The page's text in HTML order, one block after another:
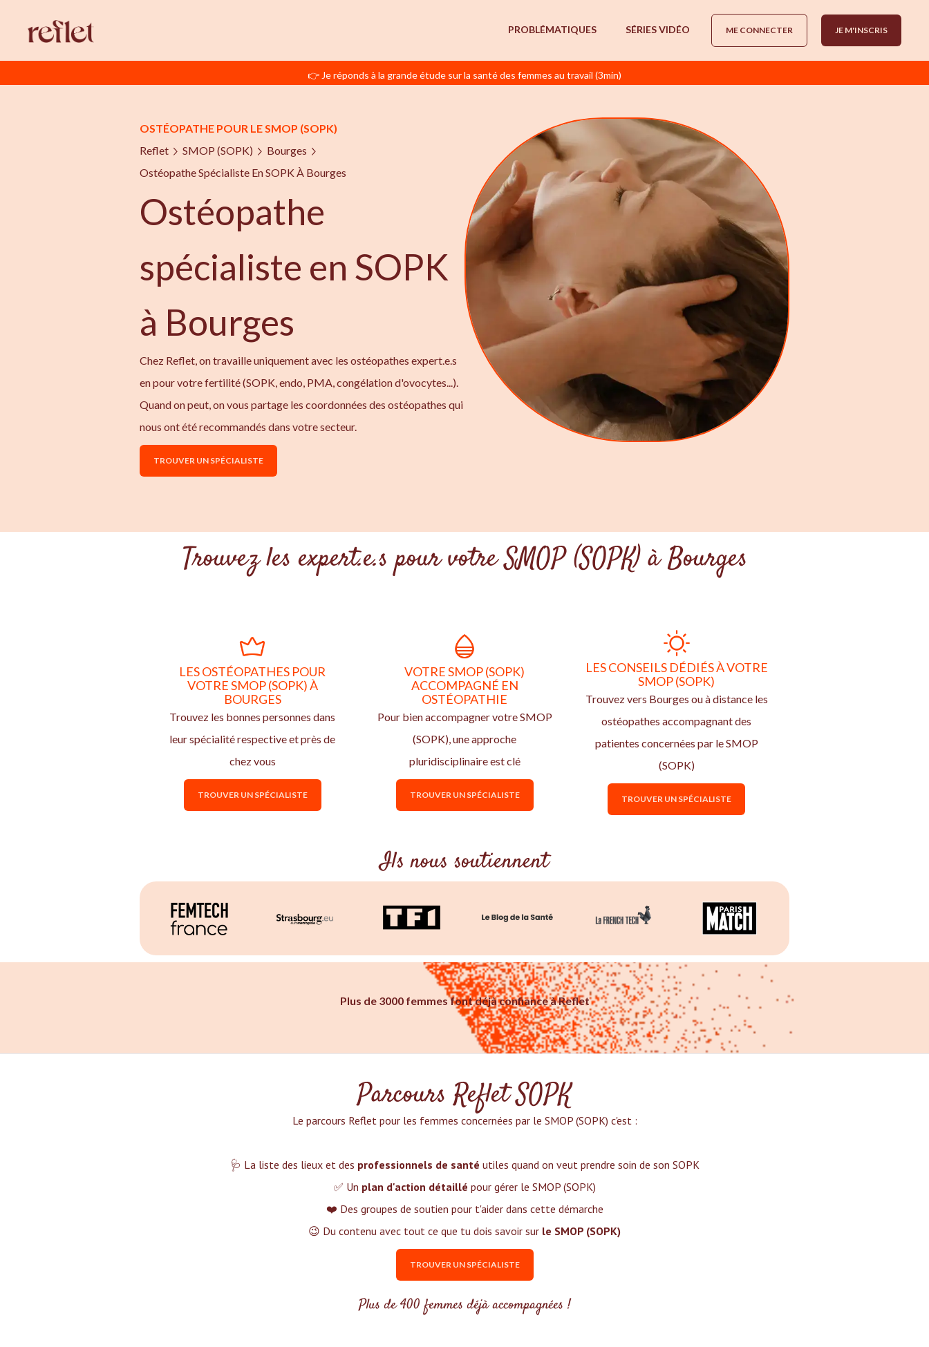
PROBLÉMATIQUES SÉRIES VIDÉO ME CONNECTER JE M'INSCRIS
👉 Je réponds à la grande étude sur la santé des femmes au travail (3min)
OSTÉOPATHE POUR LE SMOP (SOPK)
Reflet
SMOP (SOPK)
Bourges
Ostéopathe Spécialiste En SOPK À Bourges
Ostéopathe
spécialiste en SOPK
à Bourges
Chez Reflet, on travaille uniquement avec les ostéopathes expert.e.s
en pour votre fertilité (SOPK, endo, PMA, congélation d'ovocytes...).
Quand on peut, on vous partage les coordonnées des ostéopathes qui
nous ont été recommandés dans votre secteur.
TROUVER UN SPÉCIALISTE
Trouvez les expert.e.s pour votre SMOP (SOPK) à Bourges
LES OSTÉOPATHES POUR
VOTRE SMOP (SOPK) À
BOURGES
Trouvez les bonnes personnes dans
leur spécialité respective et près de
chez vous
TROUVER UN SPÉCIALISTE
VOTRE SMOP (SOPK)
ACCOMPAGNÉ EN
OSTÉOPATHIE
Pour bien accompagner votre SMOP
(SOPK), une approche
pluridisciplinaire est clé
TROUVER UN SPÉCIALISTE
LES CONSEILS DÉDIÉS À VOTRE
SMOP (SOPK)
Trouvez vers Bourges ou à distance les
ostéopathes accompagnant des
patientes concernées par le SMOP
(SOPK)
TROUVER UN SPÉCIALISTE
Ils nous soutiennent
Plus de 3000 femmes font déjà confiance à Reflet
Parcours Reflet SOPK
Le parcours Reflet pour les femmes concernées par le SMOP (SOPK) c'est :‍
🩺 La liste des lieux et des professionnels de santé utiles quand on veut prendre soin de son SOPK
✅ Un plan d'action détaillé pour gérer le SMOP (SOPK)
❤️ Des groupes de soutien pour t'aider dans cette démarche
😉 Du contenu avec tout ce que tu dois savoir sur le SMOP (SOPK)
TROUVER UN SPÉCIALISTE
Plus de 400 femmes déjà accompagnées !